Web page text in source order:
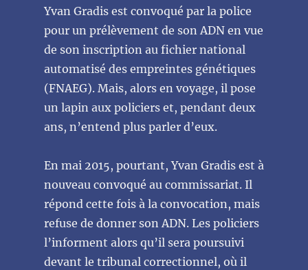
Yvan Gradis est convoqué par la police
pour un prélèvement de son ADN en vue
de son inscription au fichier national
automatisé des empreintes génétiques
(FNAEG). Mais, alors en voyage, il pose
un lapin aux policiers et, pendant deux
ans, n’entend plus parler d’eux.
En mai 2015, pourtant, Yvan Gradis est à
nouveau convoqué au commissariat. Il
répond cette fois à la convocation, mais
refuse de donner son ADN. Les policiers
l’informent alors qu’il sera poursuivi
devant le tribunal correctionnel, où il